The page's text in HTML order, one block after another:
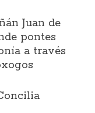
Juan de
pontes
a través